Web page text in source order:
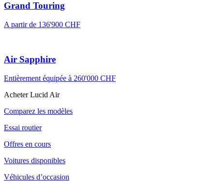
Grand Touring
A partir de 136'900 CHF
Air Sapphire
Entièrement équipée à 260'000 CHF
Acheter Lucid Air
Comparez les modèles
Essai routier
Offres en cours
Voitures disponibles
Véhicules d’occasion